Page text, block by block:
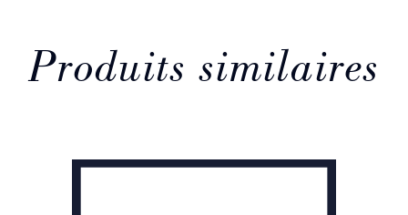
84
p.
2-
Produits similaires